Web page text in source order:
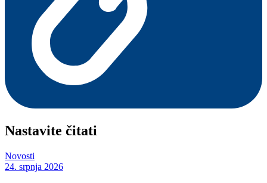
Nastavite čitati
Novosti
24. srpnja 2026